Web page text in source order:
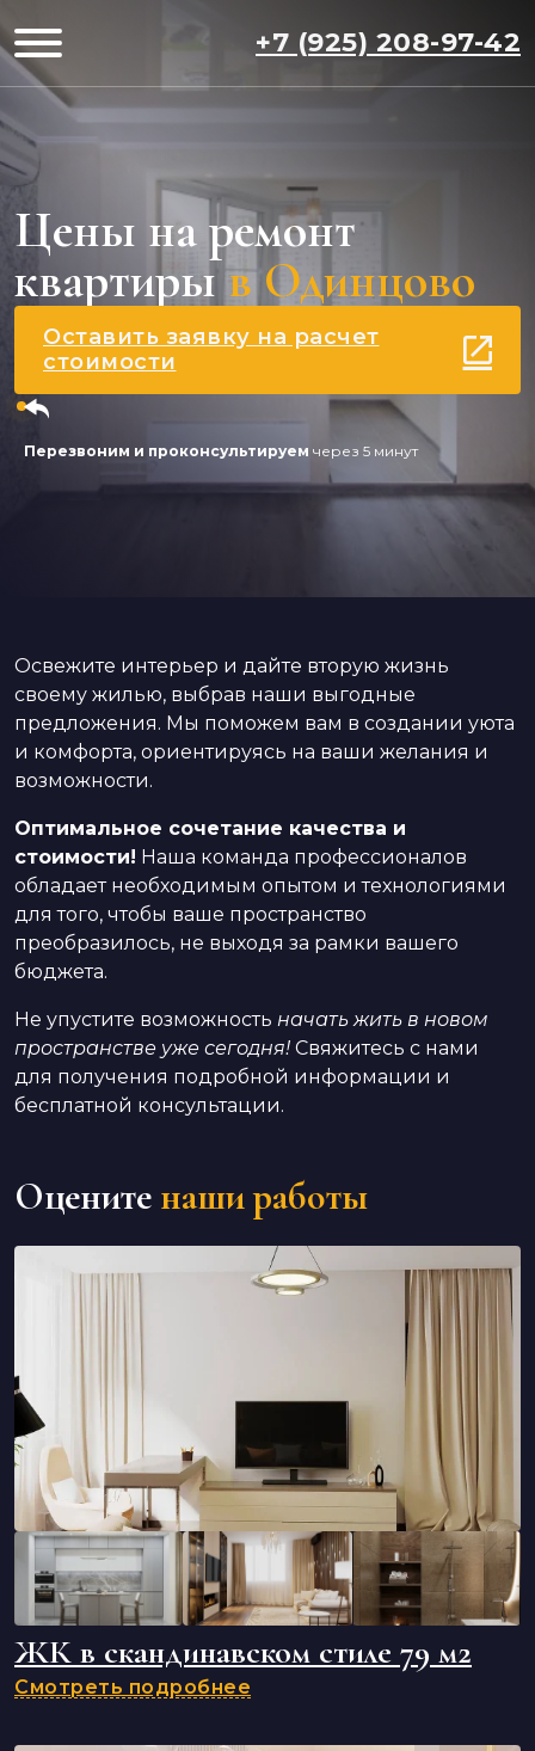
+7 (925) 208-97-42
Цены на ремонт
квартирыв Одинцово
Оставить заявку на расчет
стоимости
Перезвоним и проконсультируем через 5 минут
Освежите интерьер и дайте вторую жизнь
своему жилью, выбрав наши выгодные
предложения. Мы поможем вам в создании уюта
и комфорта, ориентируясь на ваши желания и
возможности.
Оптимальное сочетание качества и
стоимости! Наша команда профессионалов
обладает необходимым опытом и технологиями
для того, чтобы ваше пространство
преобразилось, не выходя за рамки вашего
бюджета.
Не упустите возможность начать жить в новом
пространстве уже сегодня! Свяжитесь с нами
для получения подробной информации и
бесплатной консультации.
Оцените наши работы
ЖК в скандинавском стиле 79 м2
Смотреть подробнее